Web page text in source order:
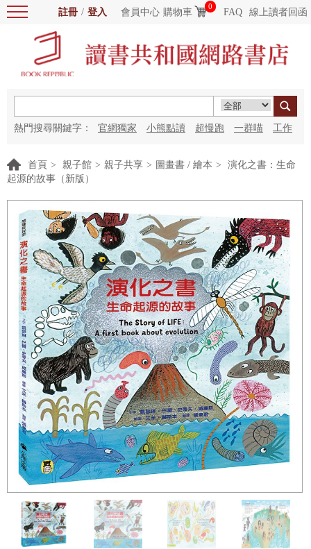
註冊 / 登入 會員中心 購物車
0
FAQ 線上讀者回函
熱門搜尋關鍵字： 官網獨家 小熊點讀 超慢跑 一群喵 工作
首頁 > 親子館 > 親子共享 > 圖畫書 / 繪本 >
演化之書：生命
起源的故事（新版）